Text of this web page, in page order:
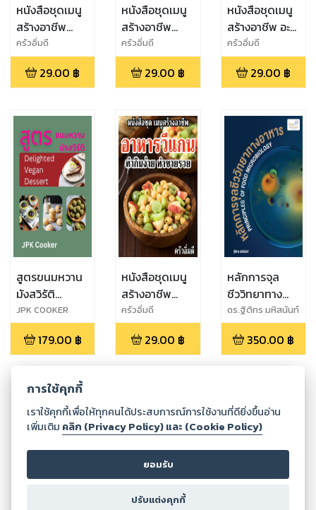
หนังสือชุดเมนู
สร้างอาชีพ
อาหารคีโต ทำ
กินง่าย ทำขาย
รวย
ครัวอิ่มดี
29.00 ฿
หนังสือชุดเมนู
สร้างอาชีพ
เครื่องดื่มคีโต
ทำกินง่าย ทำ
ขายรวย
ครัวอิ่มดี
29.00 ฿
หนังสือชุดเมนู
สร้างอาชีพ อะโว
คาโด ทำกินง่าย
ทำขายรวย
ครัวอิ่มดี
29.00 ฿
สูตรขนมหวาน
มังสวิรัติ
Delighted
Vegan
Dessert.
JPK COOKER
179.00 ฿
หนังสือชุดเมนู
สร้างอาชีพ
อาหารวีแกน ทำ
กินง่าย ทำขาย
รวย
ครัวอิ่มดี
29.00 ฿
หลักการจุล
ชีววิทยาทาง
อาหาร
ดร.ฐิติกร มหิสนันท์
350.00 ฿
การใช้คุกกี้
เราใช้คุกกี้เพื่อให้ทุกคนได้ประสบการณ์การใช้งานที่ดียิ่งขึ้นอ่าน
เพิ่มเติม คลิก (Privacy Policy) และ (Cookie Policy)
ยอมรับ
ปรับแต่งคุกกี้